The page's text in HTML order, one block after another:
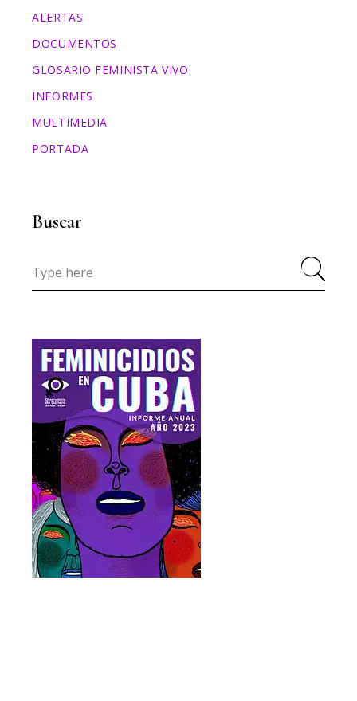
ALERTAS
DOCUMENTOS
GLOSARIO FEMINISTA VIVO
INFORMES
MULTIMEDIA
PORTADA
Buscar
for: